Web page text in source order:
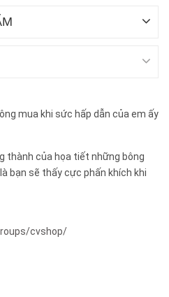
mua khi sức hấp dẫn của em ấy
thành của họa tiết những bông
bạn sẽ thấy cực phấn khích khi
cvshop/